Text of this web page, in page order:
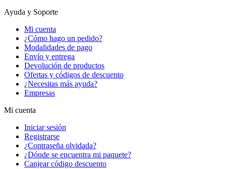
Ayuda y Soporte
Mi cuenta
¿Cómo hago un pedido?
Modalidades de pago
Envío y entrega
Devolución de productos
Ofertas y códigos de descuento
¿Necesitas más ayuda?
Empresas
Mi cuenta
Iniciar sesión
Registrarse
¿Contraseña olvidada?
¿Dónde se encuentra mi paquete?
Canjear código descuento